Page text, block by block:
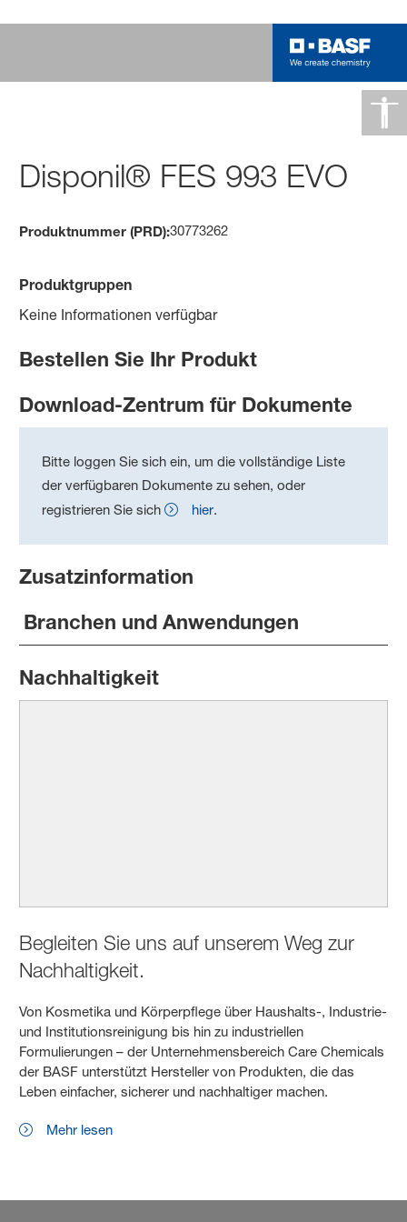
Disponil® FES 993 EVO
Produktnummer (PRD):30773262
Produktgruppen
Keine Informationen verfügbar
Bestellen Sie Ihr Produkt
Download-Zentrum für Dokumente
Bitte loggen Sie sich ein, um die vollständige Liste
der verfügbaren Dokumente zu sehen, oder
registrieren Sie sich
hier.
Zusatzinformation
Branchen und Anwendungen
Nachhaltigkeit
Begleiten Sie uns auf unserem Weg zur
Nachhaltigkeit.
Von Kosmetika und Körperpflege über Haushalts-, Industrie-
und Institutionsreinigung bis hin zu industriellen
Formulierungen – der Unternehmensbereich Care Chemicals
der BASF unterstützt Hersteller von Produkten, die das
Leben einfacher, sicherer und nachhaltiger machen.
Mehr lesen